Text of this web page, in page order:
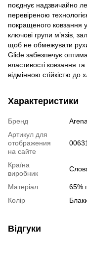
поєднує надзвичайно
перевіреною
покращеного ковзання
ключові групи м’язів,
щоб не обмежувати
Glide забезпечує
властивості ковзання
відмінною стійкістю до
Характеристики
Бренд
Arena
Артикул для
отображения
на сайте
Країна
виробник
Матеріал
65%
Колір
Відгуки